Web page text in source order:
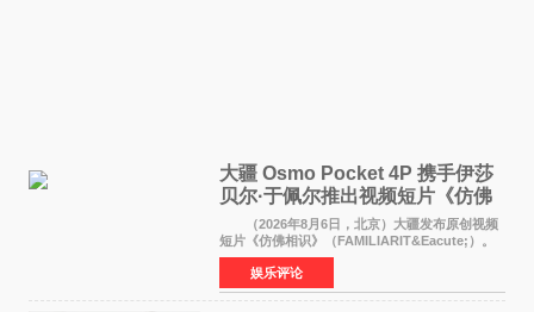
大疆 Osmo Pocket 4P 携手伊莎
贝尔·于佩尔推出视频短片《仿佛
相识》
（2026年8月6日，北京）大疆发布原创视频
短片《仿佛相识》（FAMILIARIT&Eacute;）。
视频短片由戛纳国际电影节最佳女演员伊莎贝尔·
于佩尔（Isabelle Huppert）主演，全程使用大
疆首款双主摄口
娱乐评论